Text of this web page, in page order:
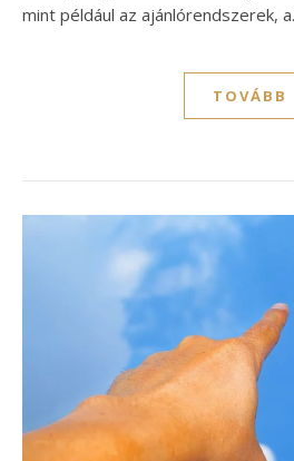
mint például az ajánlórendszerek,
TOVÁBB